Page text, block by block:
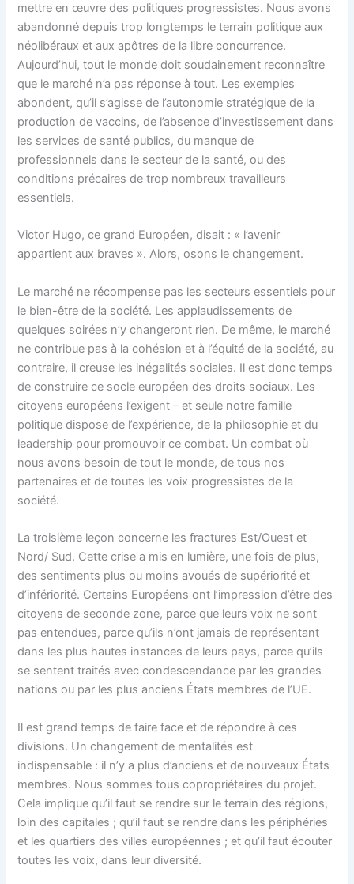
mettre en œuvre des politiques progressistes. Nous avons
abandonné depuis trop longtemps le terrain politique aux
néolibéraux et aux apôtres de la libre concurrence.
Aujourd’hui, tout le monde doit soudainement reconnaître
que le marché n’a pas réponse à tout. Les exemples
abondent, qu’il s’agisse de l’autonomie stratégique de la
production de vaccins, de l’absence d’investissement dans
les services de santé publics, du manque de
professionnels dans le secteur de la santé, ou des
conditions précaires de trop nombreux travailleurs
essentiels.
Victor Hugo, ce grand Européen, disait : « l’avenir
appartient aux braves ». Alors, osons le changement.
Le marché ne récompense pas les secteurs essentiels pour
le bien-être de la société. Les applaudissements de
quelques soirées n’y changeront rien. De même, le marché
ne contribue pas à la cohésion et à l’équité de la société, au
contraire, il creuse les inégalités sociales. Il est donc temps
de construire ce socle européen des droits sociaux. Les
citoyens européens l’exigent – et seule notre famille
politique dispose de l’expérience, de la philosophie et du
leadership pour promouvoir ce combat. Un combat où
nous avons besoin de tout le monde, de tous nos
partenaires et de toutes les voix progressistes de la
société.
La troisième leçon concerne les fractures Est/Ouest et
Nord/ Sud. Cette crise a mis en lumière, une fois de plus,
des sentiments plus ou moins avoués de supériorité et
d’infériorité. Certains Européens ont l’impression d’être des
citoyens de seconde zone, parce que leurs voix ne sont
pas entendues, parce qu’ils n’ont jamais de représentant
dans les plus hautes instances de leurs pays, parce qu’ils
se sentent traités avec condescendance par les grandes
nations ou par les plus anciens États membres de l’UE.
Il est grand temps de faire face et de répondre à ces
divisions. Un changement de mentalités est
indispensable : il n’y a plus d’anciens et de nouveaux États
membres. Nous sommes tous copropriétaires du projet.
Cela implique qu’il faut se rendre sur le terrain des régions,
loin des capitales ; qu’il faut se rendre dans les périphéries
et les quartiers des villes européennes ; et qu’il faut écouter
toutes les voix, dans leur diversité.